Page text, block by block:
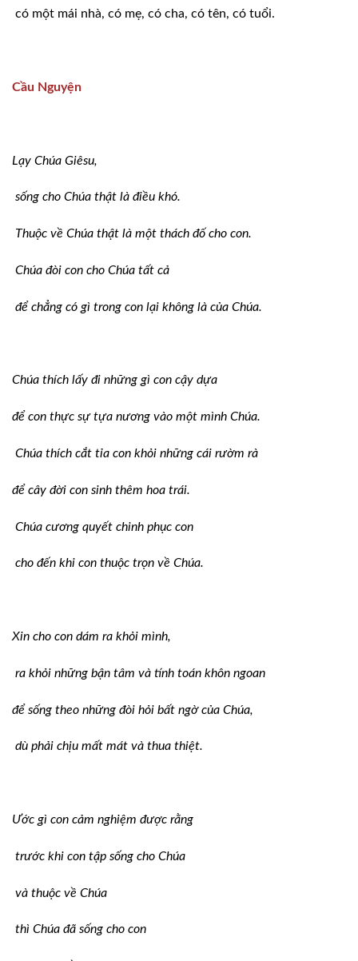
có một mái nhà, có mẹ, có cha, có tên, có tuổi.
Cầu Nguyện
Lạy Chúa Giêsu,
sống cho Chúa thật là điều khó.
Thuộc về Chúa thật là một thách đố cho con.
Chúa đòi con cho Chúa tất cả
để chẳng có gì trong con lại không là của Chúa.
Chúa thích lấy đi những gì con cậy dựa
để con thực sự tựa nương vào một mình Chúa.
Chúa thích cắt tỉa con khỏi những cái rườm rà
để cây đời con sinh thêm hoa trái.
Chúa cương quyết chinh phục con
cho đến khi con thuộc trọn về Chúa.
Xin cho con dám ra khỏi mình,
ra khỏi những bận tâm và tính toán khôn ngoan
để sống theo những đòi hỏi bất ngờ của Chúa,
dù phải chịu mất mát và thua thiệt.
Ước gì con cảm nghiệm được rằng
trước khi con tập sống cho Chúa
và thuộc về Chúa
thì Chúa đã sống cho con